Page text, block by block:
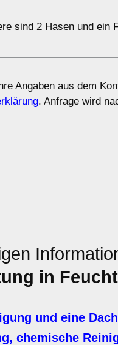
sind 2 Hasen und ein
Angaben aus dem
. Anfrage wird
in
und eine
chemische